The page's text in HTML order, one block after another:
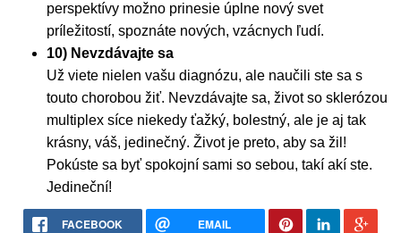
perspektívy možno prinesie úplne nový svet
príležitostí, spoznáte nových, vzácnych ľudí.
10) Nevzdávajte sa
Už viete nielen vašu diagnózu, ale naučili ste sa s
touto chorobou žiť. Nevzdávajte sa, život so sklerózou
multiplex síce niekedy ťažký, bolestný, ale je aj tak
krásny, váš, jedinečný. Život je preto, aby sa žil!
Pokúste sa byť spokojní sami so sebou, takí akí ste.
Jedineční!
FACEBOOK EMAIL